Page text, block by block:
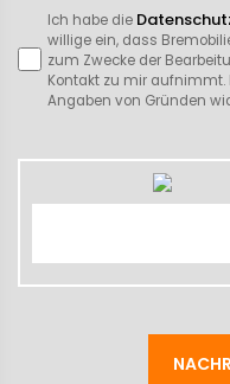
Ich habe die
willige ein, dass
zum Zwecke der
Kontakt zu mir aufnimmt.
Angaben von Gründen